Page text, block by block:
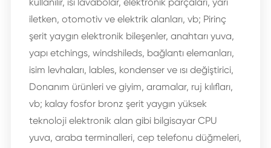
iletken, otomotiv ve elektrik alanları, vb; Pirinç
şerit yaygın elektronik bileşenler, anahtarı yuva,
yapı etchings, windshileds, bağlantı elemanları,
isim levhaları, lables, kondenser ve ısı değiştirici,
Donanım ürünleri ve giyim, aramalar, ruj kılıfları,
vb; kalay fosfor bronz şerit yaygın yüksek
teknoloji elektronik alan gibi bilgisayar CPU
yuva, araba terminalleri, cep telefonu düğmeleri,